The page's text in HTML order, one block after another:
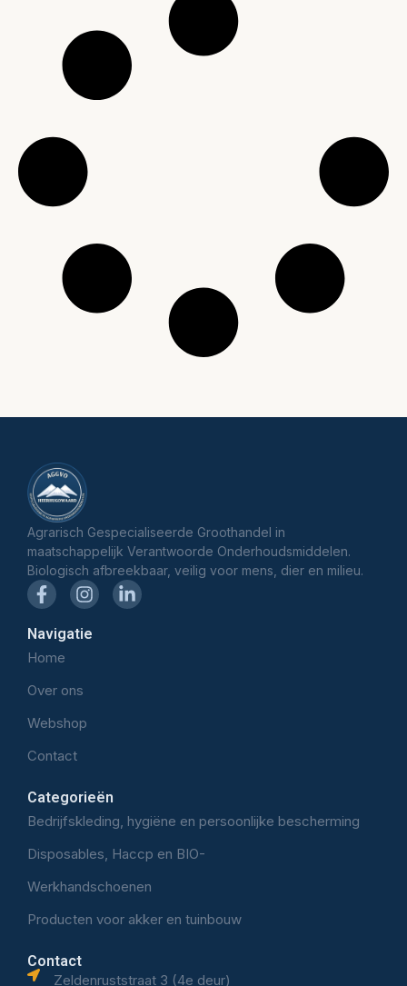
Agrarisch Gespecialiseerde Groothandel in
maatschappelijk Verantwoorde Onderhoudsmiddelen.
Biologisch afbreekbaar, veilig voor mens, dier en milieu.
Navigatie
Home
Over ons
Webshop
Contact
Categorieën
Bedrijfskleding, hygiëne en persoonlijke bescherming
Disposables, Haccp en BIO-
Werkhandschoenen
Producten voor akker en tuinbouw
Contact
Zeldenruststraat 3 (4e deur)